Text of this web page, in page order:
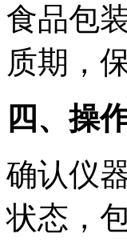
食品包
质期，
四、操
确认仪
状态，